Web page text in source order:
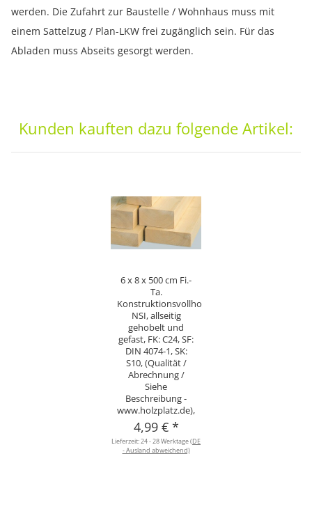
werden. Die Zufahrt zur Baustelle / Wohnhaus muss mit
einem Sattelzug / Plan-LKW frei zugänglich sein. Für das
Abladen muss Abseits gesorgt werden.
Kunden kauften dazu folgende Artikel:
6 x 8 x 500 cm Fi.-
Ta.
Konstruktionsvollholz
NSI, allseitig
gehobelt und
gefast, FK: C24, SF:
DIN 4074-1, SK:
S10, (Qualität /
Abrechnung /
Siehe
Beschreibung -
www.holzplatz.de),
4,99 € *
Lieferzeit:24 - 28 Werktage(DE
- Ausland abweichend)